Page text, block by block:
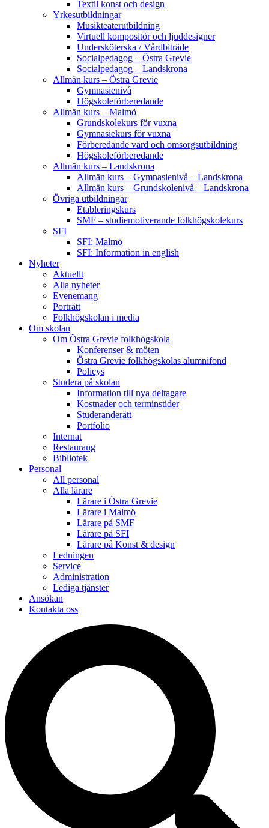
Textil konst och design
Yrkesutbildningar
Musikteaterutbildning
Virtuell kompositör och ljuddesigner
Undersköterska / Vårdbiträde
Socialpedagog – Östra Grevie
Socialpedagog – Landskrona
Allmän kurs – Östra Grevie
Gymnasienivå
Högskoleförberedande
Allmän kurs – Malmö
Grundskolekurs för vuxna
Gymnasiekurs för vuxna
Förberedande vård och omsorgsutbildning
Högskoleförberedande
Allmän kurs – Landskrona
Allmän kurs – Gymnasienivå – Landskrona
Allmän kurs – Grundskolenivå – Landskrona
Övriga utbildningar
Etableringskurs
SMF – studiemotiverande folkhögskolekurs
SFI
SFI: Malmö
SFI: Information in english
Nyheter
Aktuellt
Alla nyheter
Evenemang
Porträtt
Folkhögskolan i media
Om skolan
Om Östra Grevie folkhögskola
Konferenser & möten
Östra Grevie folkhögskolas alumnifond
Policys
Studera på skolan
Information till nya deltagare
Kostnader och terminstider
Studeranderätt
Portfolio
Internat
Restaurang
Bibliotek
Personal
All personal
Alla lärare
Lärare i Östra Grevie
Lärare i Malmö
Lärare på SMF
Lärare på SFI
Lärare på Konst & design
Ledningen
Service
Administration
Lediga tjänster
Ansökan
Kontakta oss